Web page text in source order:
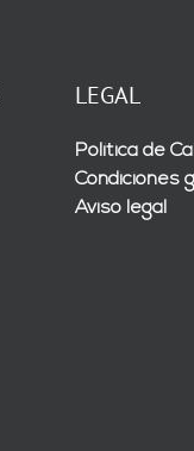
LEGAL
Política de
Condiciones
Aviso legal